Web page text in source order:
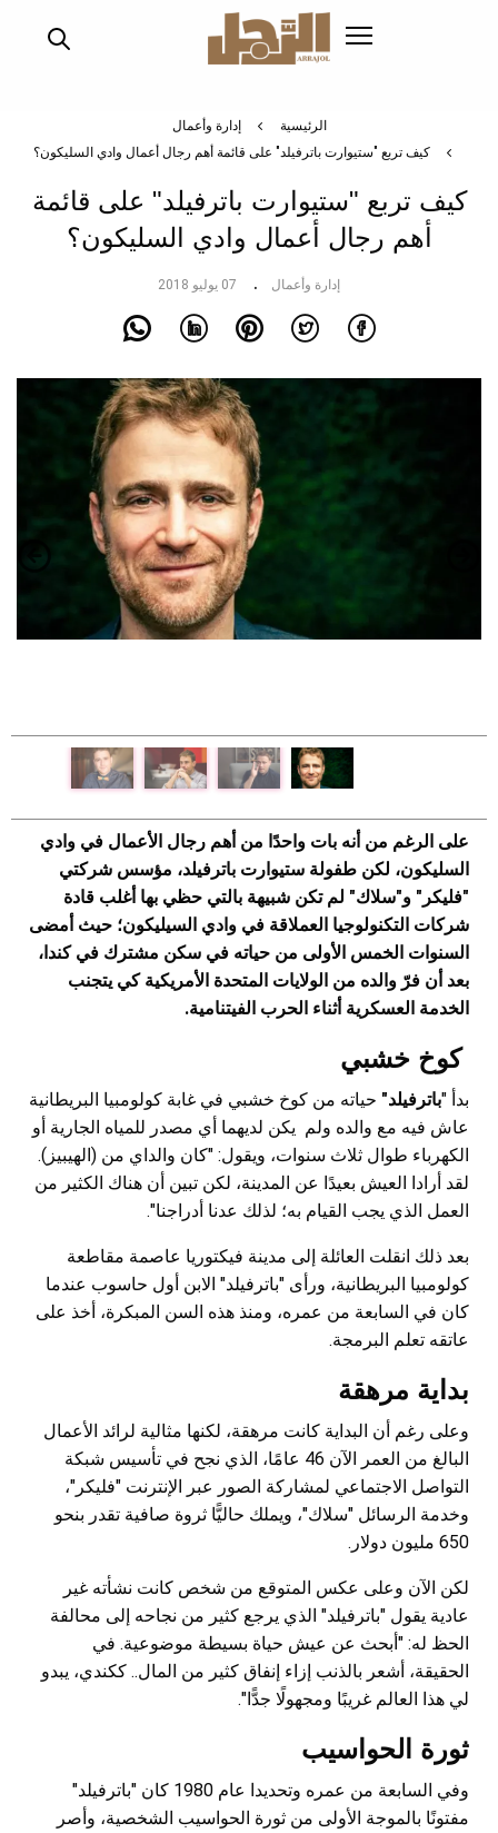
الرئيسية
إدارة وأعمال
كيف تربع "ستيوارت باترفيلد" على قائمة أهم رجال أعمال وادي السليكون؟
كيف تربع "ستيوارت باترفيلد" على قائمة
أهم رجال أعمال وادي السليكون؟
إدارة وأعمال 07 يوليو 2018
على الرغم من أنه بات واحدًا من أهم رجال الأعمال في وادي
السليكون، لكن طفولة ستيوارت باترفيلد، مؤسس شركتي
"فليكر" و"سلاك" لم تكن شبيهة بالتي حظي بها أغلب قادة
شركات التكنولوجيا العملاقة في وادي السيليكون؛ حيث أمضى
السنوات الخمس الأولى من حياته في سكن مشترك في كندا،
بعد أن فرّ والده من الولايات المتحدة الأمريكية كي يتجنب
الخدمة العسكرية أثناء الحرب الفيتنامية.
كوخ خشبي
بدأ "باترفيلد" حياته من كوخ خشبي في غابة كولومبيا البريطانية
عاش فيه مع والده ولم يكن لديهما أي مصدر للمياه الجارية أو
الكهرباء طوال ثلاث سنوات، ويقول: "كان والداي من (الهيبيز).
لقد أرادا العيش بعيدًا عن المدينة، لكن تبين أن هناك الكثير من
العمل الذي يجب القيام به؛ لذلك عدنا أدراجنا".
بعد ذلك انقلت العائلة إلى مدينة فيكتوريا عاصمة مقاطعة
كولومبيا البريطانية، ورأى "باترفيلد" الابن أول حاسوب عندما
كان في السابعة من عمره، ومنذ هذه السن المبكرة، أخذ على
عاتقه تعلم البرمجة.
بداية مرهقة
وعلى رغم أن البداية كانت مرهقة، لكنها مثالية لرائد الأعمال
البالغ من العمر الآن 46 عامًا، الذي نجح في تأسيس شبكة
التواصل الاجتماعي لمشاركة الصور عبر الإنترنت "فليكر"،
وخدمة الرسائل "سلاك"، ويملك حاليًّا ثروة صافية تقدر بنحو
650 مليون دولار.
لكن الآن وعلى عكس المتوقع من شخص كانت نشأته غير
عادية يقول "باترفيلد" الذي يرجع كثير من نجاحه إلى محالفة
الحظ له: "أبحث عن عيش حياة بسيطة موضوعية. في
الحقيقة، أشعر بالذنب إزاء إنفاق كثير من المال.. ككندي، يبدو
لي هذا العالم غريبًا ومجهولًا جدًّا".
ثورة الحواسيب
وفي السابعة من عمره وتحديدا عام 1980 كان "باترفيلد"
مفتونًا بالموجة الأولى من ثورة الحواسيب الشخصية، وأصر